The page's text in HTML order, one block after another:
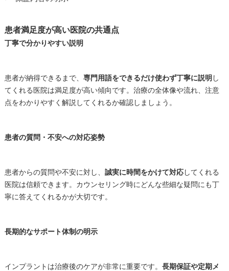
患者満足度が高い医院の共通点
丁寧で分かりやすい説明
患者が納得できるまで、 専門用語をできるだけ使わず丁寧に説明 し
てくれる医院は満足度が高い傾向です。治療の全体像や流れ、注意
点をわかりやすく解説してくれるか確認しましょう。
患者の質問・不安への対応姿勢
患者からの質問や不安に対し、 誠実に時間をかけて対応してくれる
医院は信頼できます。カウンセリング時にどんな些細な疑問にも丁
寧に答えてくれるかが大切です。
長期的なサポート体制の明示
インプラントは治療後のケアが非常に重要です。 長期保証や定期メ